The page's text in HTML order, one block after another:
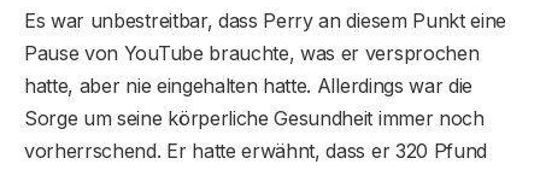
Es war unbestreitbar, dass Perry an diesem Punkt eine
Pause von YouTube brauchte, was er versprochen
hatte, aber nie eingehalten hatte. Allerdings war die
Sorge um seine körperliche Gesundheit immer noch
vorherrschend. Er hatte erwähnt, dass er 320 Pfund